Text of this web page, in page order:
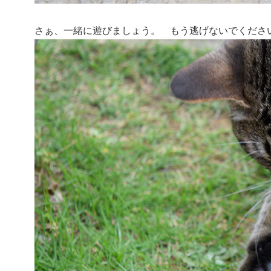
さぁ、一緒に遊びましょう。 もう逃げないでくださ